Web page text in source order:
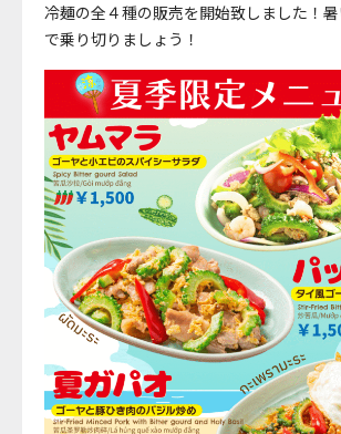
冷麺の全４種の販売を開始致しました！
で乗り切りましょう！